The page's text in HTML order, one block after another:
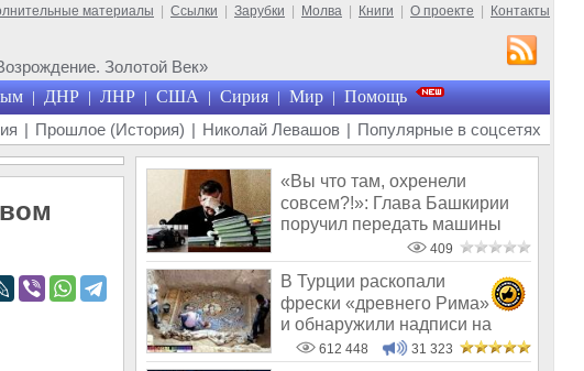
материалы Ссылки Зарубки Молва Книги О проекте Контакты
Золотой Век»
| ДНР | ЛНР | США | Сирия | Мир | Помощь
| Прошлое (История) | Николай Левашов | Популярные в соцсетях
«Вы что там, охренели
совсем?!»: Глава Башкирии
поручил передать машины
409
В Турции раскопали
фрески «древнего Рима»
и обнаружили надписи на
Русском!
612 448 31 323